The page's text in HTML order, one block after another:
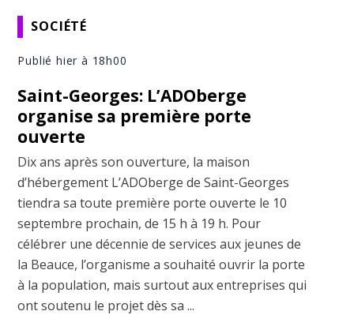
SOCIÉTÉ
Publié hier à 18h00
Saint-Georges: L’ADOberge
organise sa première porte
ouverte
Dix ans après son ouverture, la maison
d’hébergement L’ADOberge de Saint-Georges
tiendra sa toute première porte ouverte le 10
septembre prochain, de 15 h à 19 h. Pour
célébrer une décennie de services aux jeunes de
la Beauce, l’organisme a souhaité ouvrir la porte
à la population, mais surtout aux entreprises qui
ont soutenu le projet dès sa ...